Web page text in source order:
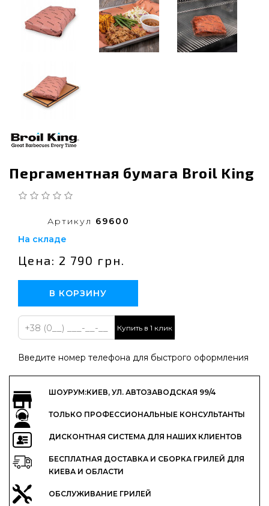
Пергаментная бумага Broil King
Артикул 69600
На складе
Цена: 2 790 грн.
В КОРЗИНУ
Купить в 1 клик
Введите номер телефона для быстрого оформления
ШОУРУМ:КИЕВ, УЛ. АВТОЗАВОДСКАЯ 99/4
ТОЛЬКО ПРОФЕССИОНАЛЬНЫЕ КОНСУЛЬТАНТЫ
ДИСКОНТНАЯ СИСТЕМА ДЛЯ НАШИХ КЛИЕНТОВ
БЕСПЛАТНАЯ ДОСТАВКА И СБОРКА ГРИЛЕЙ ДЛЯ
КИЕВА И ОБЛАСТИ
ОБСЛУЖИВАНИЕ ГРИЛЕЙ